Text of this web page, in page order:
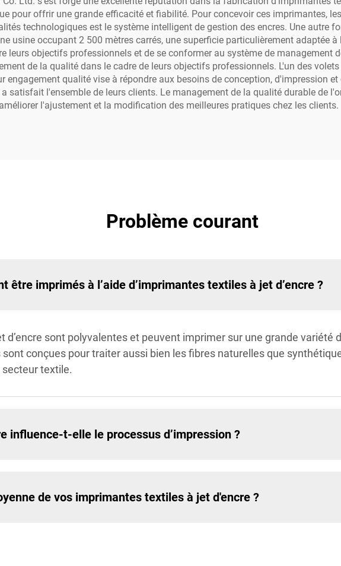
pour offrir une grande efficacité et fiabilité. Pour concevoir ces imprimantes,
technologiques est le système intelligent de gestion des encres. Une autre
usine occupant 2 500 mètres carrés, une superficie particulièrement adaptée
leurs objectifs professionnels et de se conformer au système de management
de la qualité dans le cadre de leurs objectifs professionnels. L'un des
engagement qualité vise à répondre aux besoins de conception, d'impression
satisfait l'ensemble de leurs clients. Le management de la qualité durable de
l'ajustement et la modification des meilleures pratiques chez les clients.
Problème courant
être imprimés à l’aide d’imprimantes textiles à jet d’encre ?
d’encre sont polyvalentes et peuvent imprimer sur une grande variété
sont conçues pour traiter aussi bien les fibres naturelles que
textile.
influence-t-elle le processus d’impression ?
de vos imprimantes textiles à jet d'encre ?